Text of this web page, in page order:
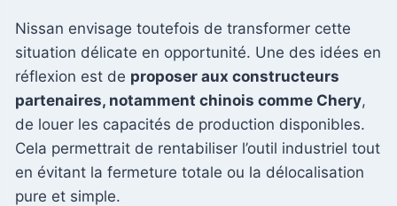
Nissan envisage toutefois de transformer cette
situation délicate en opportunité. Une des idées en
réflexion est de proposer aux constructeurs
partenaires, notamment chinois comme Chery,
de louer les capacités de production disponibles.
Cela permettrait de rentabiliser l’outil industriel tout
en évitant la fermeture totale ou la délocalisation
pure et simple.